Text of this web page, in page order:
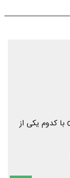
سلام خسته نباشید میخواستم بدونم این cpu با کدوم یکی از